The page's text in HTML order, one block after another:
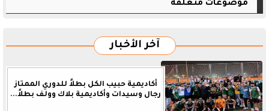
موضوعات متعلقة
آخر الأخبار
أكاديمية حبيب الكل بطلاً للدوري الممتاز
رجال وسيدات وأكاديمية بلاك وولف بطلاً...